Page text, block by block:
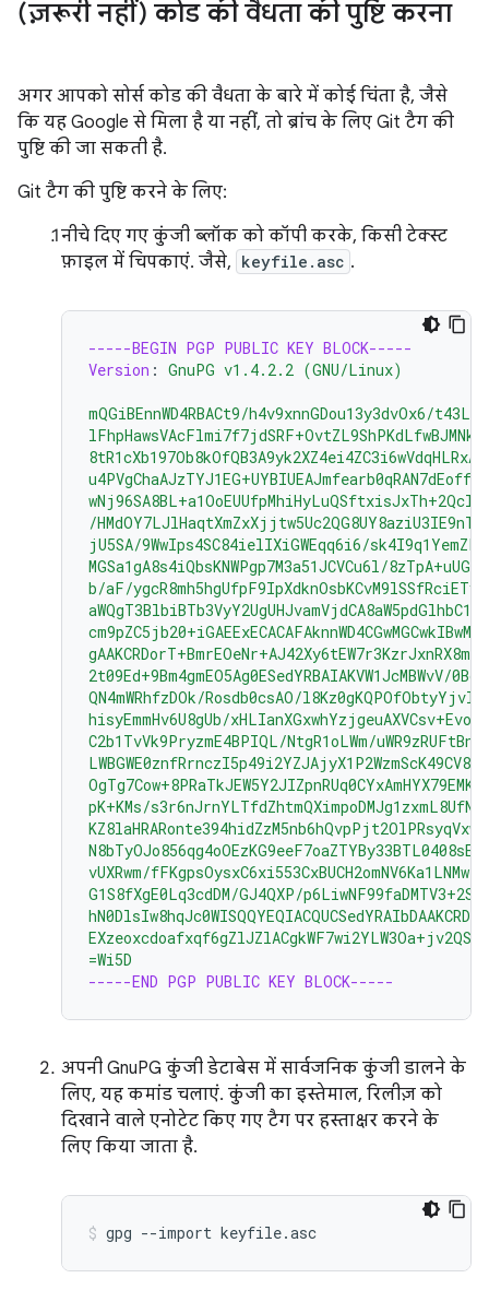
(ज़रूरी नहीं) कोड की वैधता की पुष्टि करना
अगर आपको सोर्स कोड की वैधता के बारे में कोई चिंता है, जैसे
कि यह Google से मिला है या नहीं, तो ब्रांच के लिए Git टैग की
पुष्टि की जा सकती है.
Git टैग की पुष्टि करने के लिए:
नीचे दिए गए कुंजी ब्लॉक को कॉपी करके, किसी टेक्स्ट
फ़ाइल में चिपकाएं. जैसे, keyfile.asc .
-----BEGIN PGP PUBLIC KEY BLOCK-----
Version : GnuPG v1.4.2.2 (GNU/Linux)
mQGiBEnnWD4RBACt9/h4v9xnnGDou13y3dvOx6/
/
jU5SA/9WwIps4SC84ielIXiGWEqq6i6/
MGSa1gA8s4iQbsKNWPgp7M3a51JCVCu6l/
b/aF/
2t09Ed+9Bm4gmEO5Ag0ESedYRBAIAKVW1JcMBWvV/
QN4mWRhfzDOk/Rosdb0csAO/
hisyEmmHv6U8gUb/
C2b1TvVk9PryzmE4BPIQL/NtgR1oLWm/
pK+KMs/
vUXRwm/
G1S8fXgE0Lq3cdDM/GJ4QXP/
=Wi5D
-----END PGP PUBLIC KEY BLOCK-----
अपनी GnuPG कुंजी डेटाबेस में सार्वजनिक कुंजी डालने के
लिए, यह कमांड चलाएं. कुंजी का इस्तेमाल, रिलीज़ को
दिखाने वाले एनोटेट किए गए टैग पर हस्ताक्षर करने के
लिए किया जाता है.
gpg --import keyfile.asc